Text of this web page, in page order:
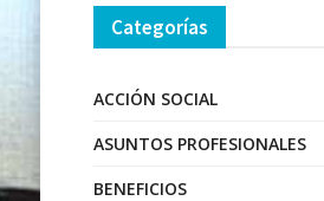
Categorías
ACCIÓN SOCIAL
ASUNTOS PROFESIONALES
BENEFICIOS